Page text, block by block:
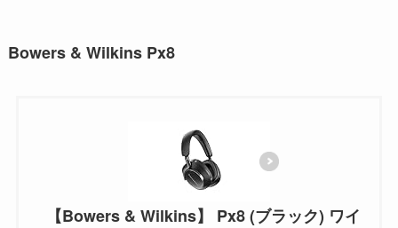
Bowers & Wilkins Px8
【Bowers & Wilkins】 Px8 (ブラック) ワイ